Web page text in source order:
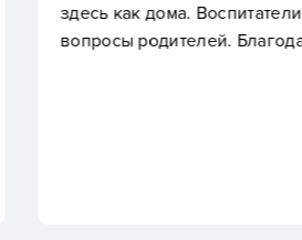
всегда готовы помочь и
за такую заботу и